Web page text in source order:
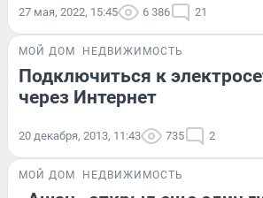
27 мая, 2022, 15:45 6 386 21
МОЙ ДОМ НЕДВИЖИМОСТЬ
Подключиться к
через Интернет
20 декабря, 2013, 11:43 735 2
МОЙ ДОМ НЕДВИЖИМОСТЬ